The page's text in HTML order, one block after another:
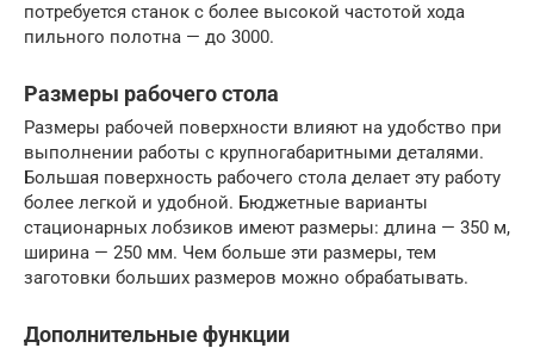
потребуется станок с более высокой частотой хода
пильного полотна — до 3000.
Размеры рабочего стола
Размеры рабочей поверхности влияют на удобство при
выполнении работы с крупногабаритными деталями.
Большая поверхность рабочего стола делает эту работу
более легкой и удобной. Бюджетные варианты
стационарных лобзиков имеют размеры: длина — 350 м,
ширина — 250 мм. Чем больше эти размеры, тем
заготовки больших размеров можно обрабатывать.
Дополнительные функции